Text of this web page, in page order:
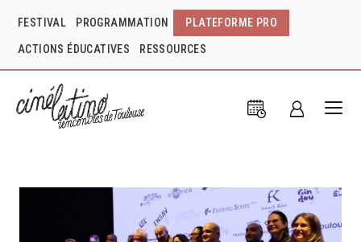
FESTIVAL PROGRAMMATION PLATEFORME PRO
ACTIONS ÉDUCATIVES RESSOURCES